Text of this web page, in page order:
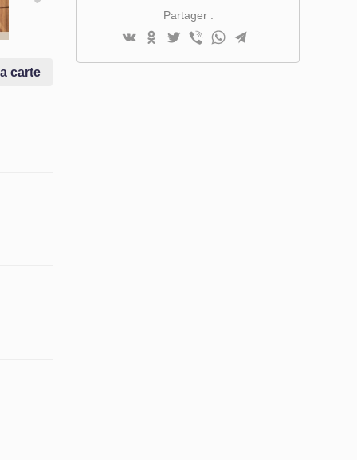
carte
Partager :